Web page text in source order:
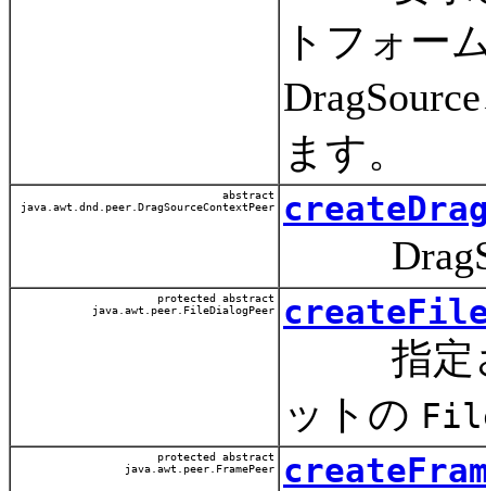
トフォー
ます。
abstract
java.awt.dnd.peer.DragSourceContextPeer
protected abstract
java.awt.peer.FileDialogPeer
指定さ
ットの
protected abstract
java.awt.peer.FramePeer